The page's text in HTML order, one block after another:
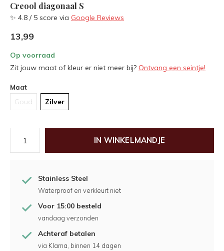
Creool diagonaal S
✨ 4.8 / 5 score via Google Reviews
13,99
Op voorraad
Zit jouw maat of kleur er niet meer bij? Ontvang een seintje!
Maat
Goud Zilver
IN WINKELMANDJE
Stainless Steel
Waterproof en verkleurt niet
Voor 15:00 besteld
vandaag verzonden
Achteraf betalen
via Klarna, binnen 14 dagen